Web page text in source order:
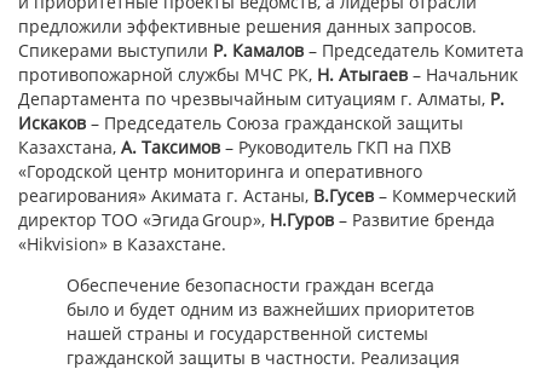
предложили эффективные решения данных запросов.
Спикерами выступили Р. Камалов – Председатель Комитета
противопожарной службы МЧС РК, Н. Атыгаев – Начальник
Департамента по чрезвычайным ситуациям г. Алматы, Р.
Искаков – Председатель Союза гражданской защиты
Казахстана, А. Таксимов – Руководитель ГКП на ПХВ
«Городской центр мониторинга и оперативного
реагирования» Акимата г. Астаны, В.Гусев – Коммерческий
директор ТОО «Эгида Group», Н.Гуров – Развитие бренда
«Hikvision» в Казахстане.
Обеспечение безопасности граждан всегда
было и будет одним из важнейших приоритетов
нашей страны и государственной системы
гражданской защиты в частности. Реализация